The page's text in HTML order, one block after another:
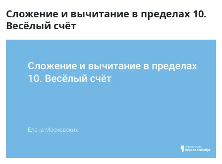
Сложение и вычитание в пределах 10.
Весёлый счёт